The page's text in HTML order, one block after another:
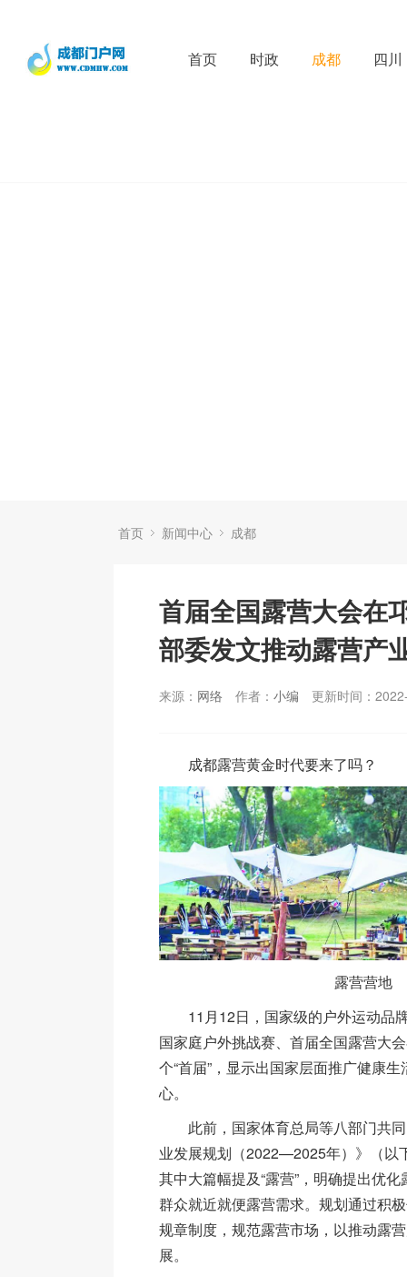
首页 时政 成都 四川
首页 新闻中心 成都
首届全国露营大会在
部委发文推动露营产
来源： 网络 作者： 小编 更新时间：
成都露营黄金时代要来了吗？
露营营地
11月12日，国家级的户外运动品
国家庭户外挑战赛、首届全国露营大
个“首届”，显示出国家层面推广健康
心。
此前，国家体育总局等八部门共同
业发展规划（2022—2025年）》（以
其中大篇幅提及“露营”，明确提出优
群众就近就便露营需求。规划通过积
规章制度，规范露营市场，以推动露
展。